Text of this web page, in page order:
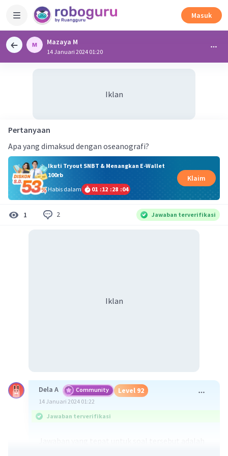
Masuk
Mazaya M
14 Januari 2024 01:20
Iklan
Pertanyaan
Apa yang dimaksud dengan oseanografi?
Ikuti Tryout SNBT & Menangkan E-Wallet
100rb
Habis dalam
01 :12 :28 :03
Klaim
1 2 Jawaban terverifikasi
Iklan
Dela A Community Level 92
14 Januari 2024 01:22
Jawaban terverifikasi